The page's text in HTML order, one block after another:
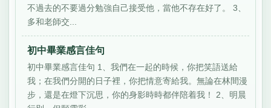
不過去的不要過分勉強自己接受他，當他不存在好了。 3、
多和老師交...
初中畢業感言佳句
初中畢業感言佳句 1、我們在一起的時候，你把笑語送給
我；在我們分開的日子裡，你把情意寄給我。無論在林間漫
步，還是在燈下沉思，你的身影時時都伴陪着我！ 2、明晨